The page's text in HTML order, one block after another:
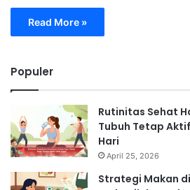
Read More »
Populer
Rutinitas Sehat
Tubuh Tetap
Hari
April 25, 2026
Strategi Makan